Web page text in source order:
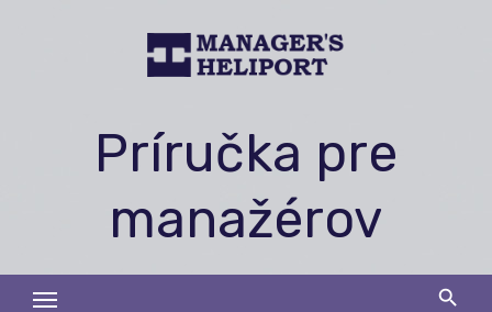
Príručka pre
manažérov